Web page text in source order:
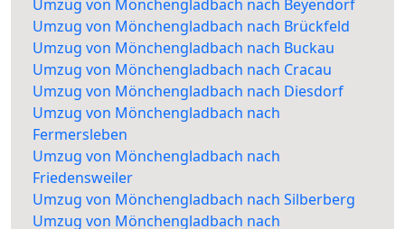
Umzug von Mönchengladbach nach Beyendorf
Umzug von Mönchengladbach nach Brückfeld
Umzug von Mönchengladbach nach Buckau
Umzug von Mönchengladbach nach Cracau
Umzug von Mönchengladbach nach Diesdorf
Umzug von Mönchengladbach nach
Fermersleben
Umzug von Mönchengladbach nach
Friedensweiler
Umzug von Mönchengladbach nach Silberberg
Umzug von Mönchengladbach nach